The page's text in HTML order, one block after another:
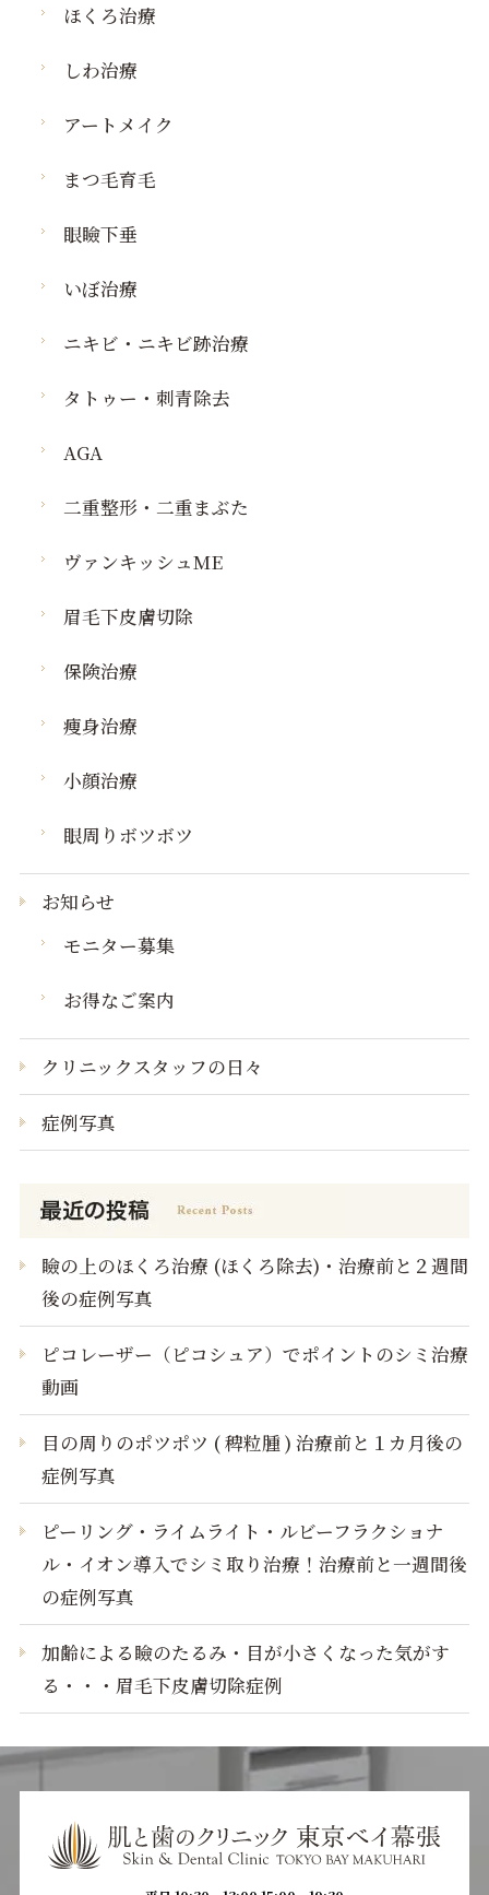
ほくろ治療
しわ治療
アートメイク
まつ毛育毛
眼瞼下垂
いぼ治療
ニキビ・ニキビ跡治療
タトゥー・刺青除去
AGA
二重整形・二重まぶた
ヴァンキッシュME
眉毛下皮膚切除
保険治療
痩身治療
小顔治療
眼周りボツボツ
お知らせ
モニター募集
お得なご案内
クリニックスタッフの日々
症例写真
瞼の上のほくろ治療 (ほくろ除去)・治療前と２週間
後の症例写真
ピコレーザー（ピコシュア）でポイントのシミ治療
動画
目の周りのポツポツ ( 稗粒腫 ) 治療前と１カ月後の
症例写真
ピーリング・ライムライト・ルビーフラクショナ
ル・イオン導入でシミ取り治療！治療前と一週間後
の症例写真
加齢による瞼のたるみ・目が小さくなった気がす
る・・・眉毛下皮膚切除症例